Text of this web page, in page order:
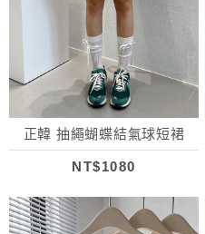
正韓 抽繩蝴蝶結氣球短裙
NT$1080